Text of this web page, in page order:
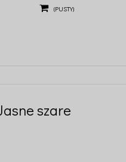
(PUSTY)
szare